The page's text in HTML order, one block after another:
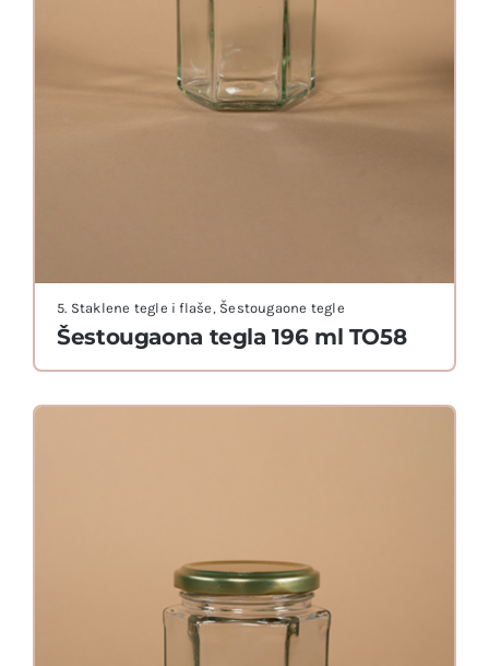
Šestougaona tegla 196 ml TO58
5. Staklene tegle i flaše, Šestougaone tegle